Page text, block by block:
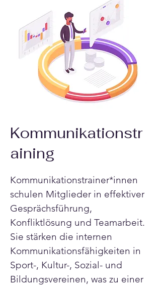
Kommunikationstr
aining
Kommunikationstrainer*innen
schulen Mitglieder in effektiver
Gesprächsführung,
Konfliktlösung und Teamarbeit.
Sie stärken die internen
Kommunikationsfähigkeiten in
Sport-, Kultur-, Sozial- und
Bildungsvereinen, was zu einer